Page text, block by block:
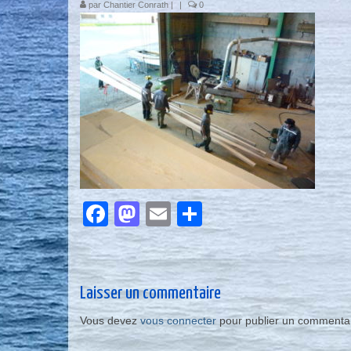
par Chantier Conrath | | 0
Facebook
Mastodon
EmailPartager
Laisser un commentaire
Vous devez vous connecter pour publier un